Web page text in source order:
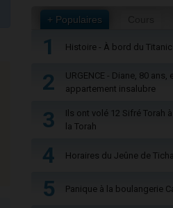
+ Populaires
1 Histoire - À bord du Titanic
2
URGENCE - Diane, 80
appartement insalubre
3
Ils ont volé 12 Sifré Torah
la Torah
4 Horaires du Jeûne de
5 Panique à la boulangerie